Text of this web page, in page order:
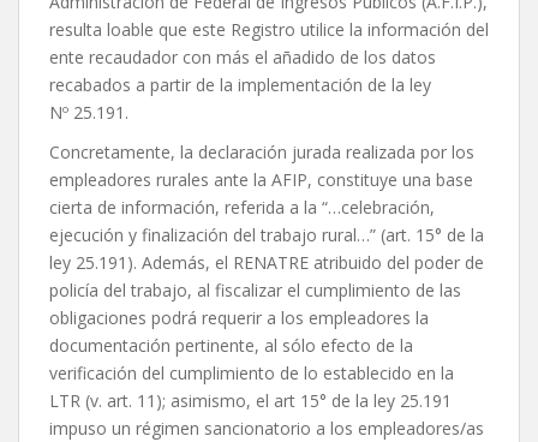
resulta loable que este Registro utilice la información del
ente recaudador con más el añadido de los datos
recabados a partir de la implementación de la ley
Nº 25.191.
Concretamente, la declaración jurada realizada por los
empleadores rurales ante la AFIP, constituye una base
cierta de información, referida a la “…celebración,
ejecución y finalización del trabajo rural…” (art. 15° de la
ley 25.191). Además, el RENATRE atribuido del poder de
policía del trabajo, al fiscalizar el cumplimiento de las
obligaciones podrá requerir a los empleadores la
documentación pertinente, al sólo efecto de la
verificación del cumplimiento de lo establecido en la
LTR (v. art. 11); asimismo, el art 15° de la ley 25.191
impuso un régimen sancionatorio a los empleadores/as